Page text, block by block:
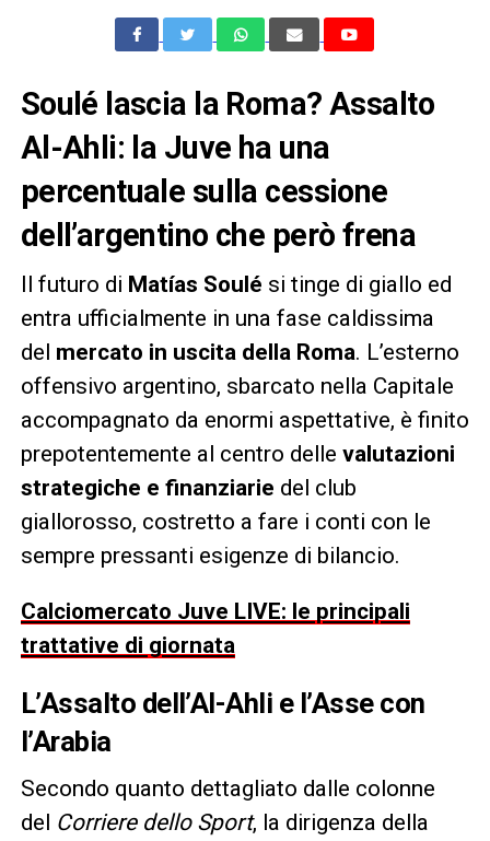
Soulé lascia la Roma? Assalto
Al-Ahli: la Juve ha una
percentuale sulla cessione
dell’argentino che però frena
Il futuro di Matías Soulé si tinge di giallo ed
entra ufficialmente in una fase caldissima
del mercato in uscita della Roma. L’esterno
offensivo argentino, sbarcato nella Capitale
accompagnato da enormi aspettative, è finito
prepotentemente al centro delle valutazioni
strategiche e finanziarie del club
giallorosso, costretto a fare i conti con le
sempre pressanti esigenze di bilancio.
Calciomercato Juve LIVE: le principali
trattative di giornata
L’Assalto dell’Al-Ahli e l’Asse con
l’Arabia
Secondo quanto dettagliato dalle colonne
del Corriere dello Sport, la dirigenza della